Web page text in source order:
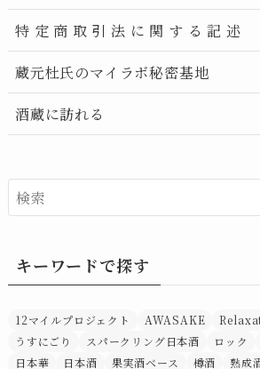
特 定 商 取 引 法 に 関 す る 記 述
蔵元杜氏のマイラボ秘密基地
酒蔵に訪れる
キーワードで探す
12マイルプロジェクト AWASAKE
うすにごり
スパークリング日本酒 ロック
日本華
日本酒 果実酒ベース 樽酒 熟成